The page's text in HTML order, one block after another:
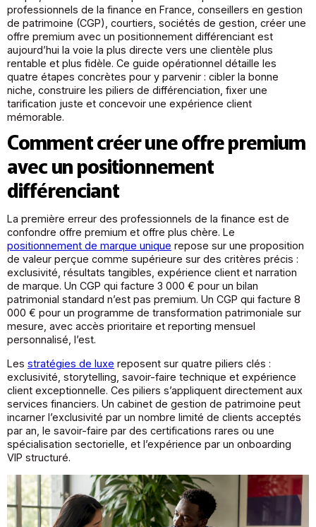
professionnels de la finance en France, conseillers en gestion
de patrimoine (CGP), courtiers, sociétés de gestion, créer une
offre premium avec un positionnement différenciant est
aujourd’hui la voie la plus directe vers une clientèle plus
rentable et plus fidèle. Ce guide opérationnel détaille les
quatre étapes concrètes pour y parvenir : cibler la bonne
niche, construire les piliers de différenciation, fixer une
tarification juste et concevoir une expérience client
mémorable.
Comment créer une offre premium
avec un positionnement
différenciant
La première erreur des professionnels de la finance est de
confondre offre premium et offre plus chère. Le
positionnement de marque unique repose sur une proposition
de valeur perçue comme supérieure sur des critères précis :
exclusivité, résultats tangibles, expérience client et narration
de marque. Un CGP qui facture 3 000 € pour un bilan
patrimonial standard n’est pas premium. Un CGP qui facture 8
000 € pour un programme de transformation patrimoniale sur
mesure, avec accès prioritaire et reporting mensuel
personnalisé, l’est.
Les stratégies de luxe reposent sur quatre piliers clés :
exclusivité, storytelling, savoir-faire technique et expérience
client exceptionnelle. Ces piliers s’appliquent directement aux
services financiers. Un cabinet de gestion de patrimoine peut
incarner l’exclusivité par un nombre limité de clients acceptés
par an, le savoir-faire par des certifications rares ou une
spécialisation sectorielle, et l’expérience par un onboarding
VIP structuré.